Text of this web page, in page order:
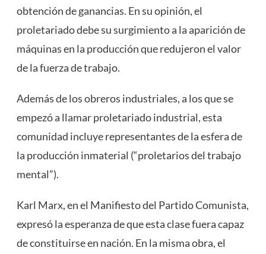
obtención de ganancias. En su opinión, el
proletariado debe su surgimiento a la aparición de
máquinas en la producción que redujeron el valor
de la fuerza de trabajo.
Además de los obreros industriales, a los que se
empezó a llamar proletariado industrial, esta
comunidad incluye representantes de la esfera de
la producción inmaterial (“proletarios del trabajo
mental”).
Karl Marx, en el Manifiesto del Partido Comunista,
expresó la esperanza de que esta clase fuera capaz
de constituirse en nación. En la misma obra, el